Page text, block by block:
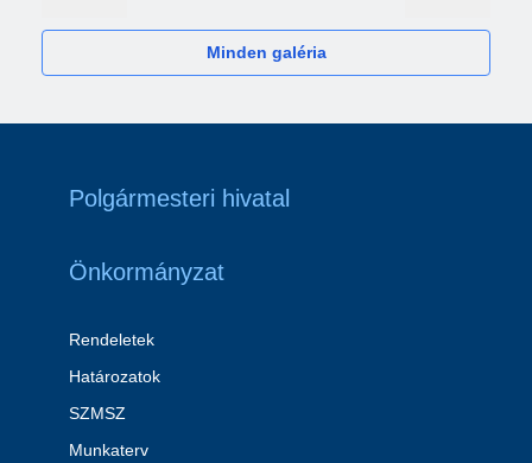
Minden galéria
Polgármesteri hivatal
Önkormányzat
Rendeletek
Határozatok
SZMSZ
Munkaterv